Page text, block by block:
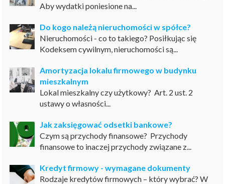
Aby wydatki poniesione na...
Do kogo należą nieruchomości w spółce?
Nieruchomości - co to takiego? Posiłkując się
Kodeksem cywilnym, nieruchomości są...
Amortyzacja lokalu firmowego w budynku
mieszkalnym
Lokal mieszkalny czy użytkowy? Art. 2 ust. 2
ustawy o własności...
Jak zaksięgować odsetki bankowe?
Czym są przychody finansowe? Przychody
finansowe to inaczej przychody związane z...
Kredyt firmowy - wymagane dokumenty
Rodzaje kredytów firmowych – który wybrać? W